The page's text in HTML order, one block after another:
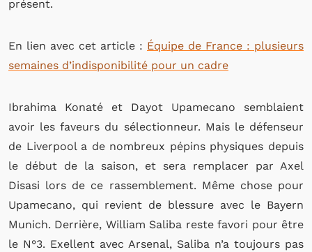
présent.
En lien avec cet article : Équipe de France : plusieurs
semaines d’indisponibilité pour un cadre
Ibrahima Konaté et Dayot Upamecano semblaient
avoir les faveurs du sélectionneur. Mais le défenseur
de Liverpool a de nombreux pépins physiques depuis
le début de la saison, et sera remplacer par Axel
Disasi lors de ce rassemblement. Même chose pour
Upamecano, qui revient de blessure avec le Bayern
Munich. Derrière, William Saliba reste favori pour être
le N°3. Exellent avec Arsenal, Saliba n’a toujours pas